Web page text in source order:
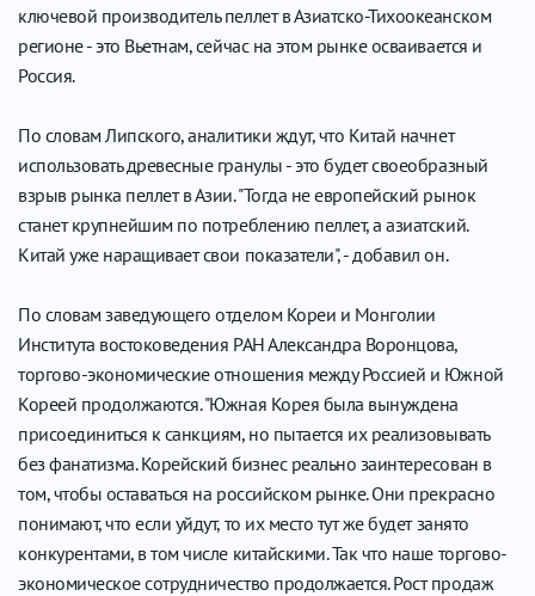
ключевой производитель пеллет в Азиатско-Тихоокеанском
регионе - это Вьетнам, сейчас на этом рынке осваивается и
Россия.
По словам Липского, аналитики ждут, что Китай начнет
использовать древесные гранулы - это будет своеобразный
взрыв рынка пеллет в Азии. "Тогда не европейский рынок
станет крупнейшим по потреблению пеллет, а азиатский.
Китай уже наращивает свои показатели", - добавил он.
По словам заведующего отделом Кореи и Монголии
Института востоковедения РАН Александра Воронцова,
торгово-экономические отношения между Россией и Южной
Кореей продолжаются. "Южная Корея была вынуждена
присоединиться к санкциям, но пытается их реализовывать
без фанатизма. Корейский бизнес реально заинтересован в
том, чтобы оставаться на российском рынке. Они прекрасно
понимают, что если уйдут, то их место тут же будет занято
конкурентами, в том числе китайскими. Так что наше торгово-
экономическое сотрудничество продолжается. Рост продаж